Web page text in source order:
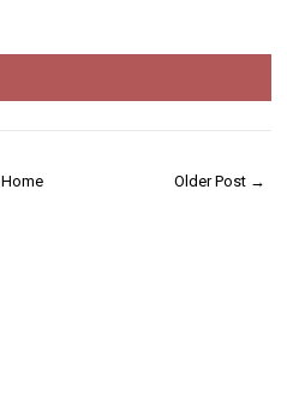
Older Post →
Home